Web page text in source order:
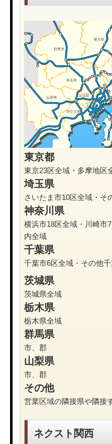
東京都
東京23区全域・多摩地区
埼玉県
さいたま市10区全域・そ
神奈川県
横浜市18区全域・川崎市
内全域
千葉県
千葉市6区全域・その他
茨城県
茨城県全域
栃木県
栃木県全域
群馬県
市、郡
山梨県
市、郡
その他
営業区域の隣接県や隣接
ネクスト関西